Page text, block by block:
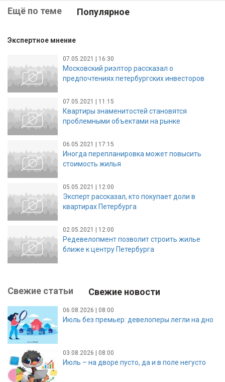
Ещё по теме Популярное
Экспертное мнение
07.05.2021 | 16:30
Московский риэлтор рассказал о
предпочтениях петербургских инвесторов
07.05.2021 | 11:15
Квартиры знаменитостей становятся
проблемными объектами на рынке
06.05.2021 | 17:15
Иногда перепланировка может повысить
стоимость жилья
05.05.2021 | 12:00
Эксперт рассказал, кто покупает доли в
квартирах Петербурга
02.05.2021 | 12:00
Редевелопмент позволит строить жилье
ближе к центру Петербурга
Свежие статьи Свежие новости
06.08.2026 | 08:00
Июль без премьер: девелоперы легли на дно
03.08.2026 | 08:00
Июль – на дворе пусто, да и в поле негусто